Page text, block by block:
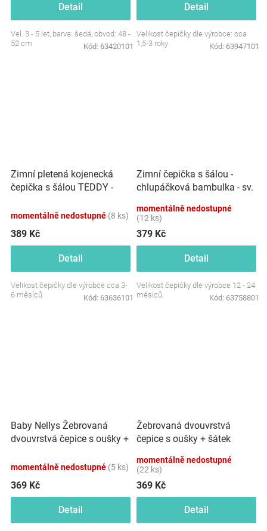
Detail
Vel. 3 - 5 let, barva: šedá, obvod: 48 -
52 cm
Kód: 63420101
Detail
Velikost čepičky dle výrobce: cca
1,5-3 roky
Kód: 63947101
Zimní pletená kojenecká
čepička s šálou TEDDY -
62/68
momentálně nedostupné (8 ks)
389 Kč
Detail
Velikost čepičky dle výrobce cca 3-
6 měsíců
Kód: 63636101
Zimní čepička s šálou -
chlupáčková bambulka - sv.
momentálně nedostupné
(12 ks)
379 Kč
Detail
Velikost čepičky dle výrobce 12 - 24
měsiců.
Kód: 63758801
Baby Nellys Žebrovaná
dvouvrstvá čepice s oušky +
momentálně nedostupné (5 ks)
369 Kč
Detail
Žebrovaná dvouvrstvá
čepice s oušky + šátek
momentálně nedostupné
(22 ks)
369 Kč
Detail